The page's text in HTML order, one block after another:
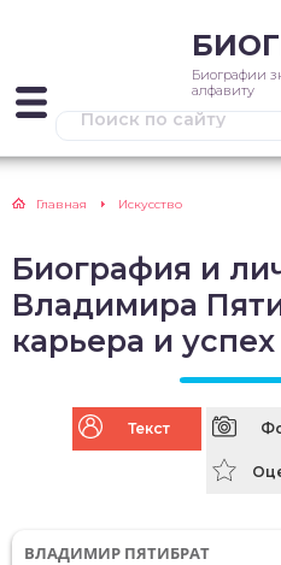
Биографии
алфавиту
Главная Искусство
Биография и
Владимира
карьера и
Текст
ВЛАДИМИР ПЯТИБРАТ